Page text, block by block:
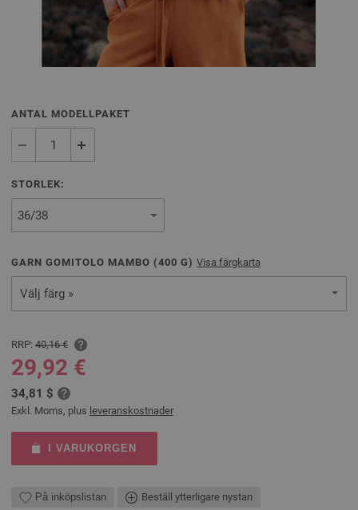
ANTAL MODELLPAKET
STORLEK:
GARN GOMITOLO MAMBO (400 G) Visa färgkarta
Välj färg »
RRP: 40,16 €
29,92 €
34,81 $
Exkl. Moms, plus leveranskostnader
I VARUKORGEN
På inköpslistan Beställ ytterligare nystan